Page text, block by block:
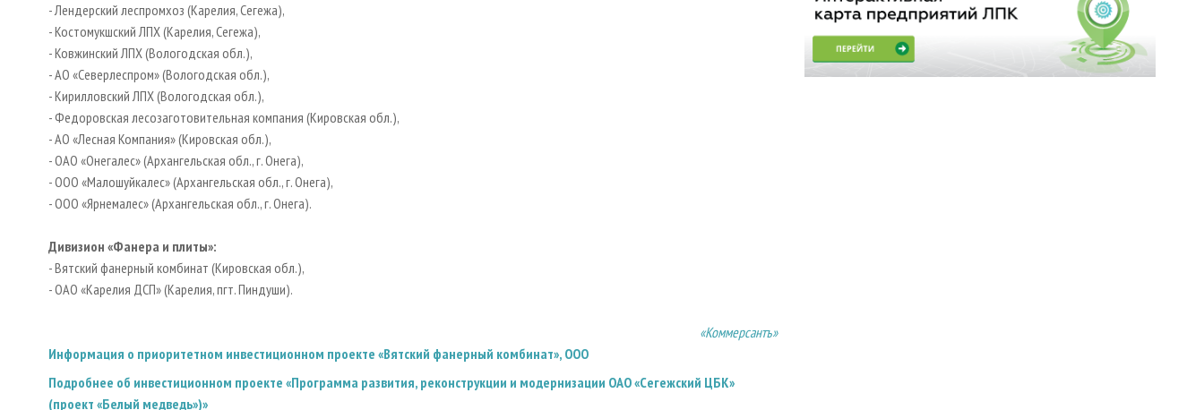
- Лендерский леспромхоз (Карелия, Сегежа),
- Костомукшский ЛПХ (Карелия, Сегежа),
- Ковжинский ЛПХ (Вологодская обл.),
- АО «Северлеспром» (Вологодская обл.),
- Кирилловский ЛПХ (Вологодская обл.),
- Федоровская лесозаготовительная компания (Кировская обл.),
- АО «Лесная Компания» (Кировская обл.),
- ОАО «Онегалес» (Архангельская обл., г. Онега),
- ООО «Малошуйкалес» (Архангельская обл., г. Онега),
- ООО «Ярнемалес» (Архангельская обл., г. Онега).
Дивизион «Фанера и плиты»:
- Вятский фанерный комбинат (Кировская обл.),
- ОАО «Карелия ДСП» (Карелия, пгт. Пиндуши).
«Коммерсантъ»
Информация о приоритетном инвестиционном проекте «Вятский фанерный комбинат», ООО
Подробнее об инвестиционном проекте «Программа развития, реконструкции и модернизации ОАО «Сегежский ЦБК»
(проект «Белый медведь»)»